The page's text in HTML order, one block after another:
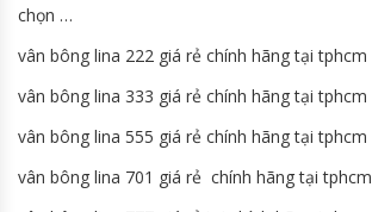
chọn …
vân bông lina 222 giá rẻ chính hãng tại tphcm
vân bông lina 333 giá rẻ chính hãng tại tphcm
vân bông lina 555 giá rẻ chính hãng tại tphcm
vân bông lina 701 giá rẻ chính hãng tại tphcm